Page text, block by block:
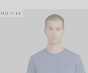
NOVITÀ